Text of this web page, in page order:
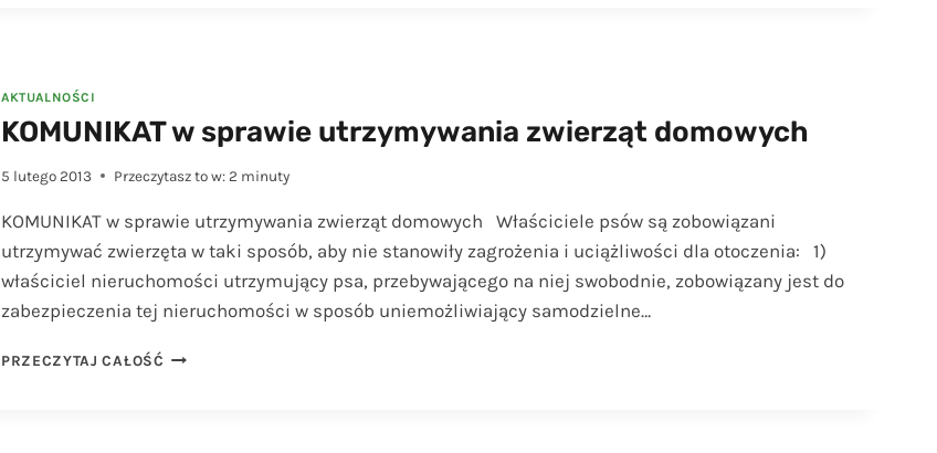
AKTUALNOŚCI
KOMUNIKAT w sprawie utrzymywania zwierząt domowych
5 lutego 2013 Przeczytasz to w: 2 minuty
KOMUNIKAT w sprawie utrzymywania zwierząt domowych Właściciele psów są zobowiązani
utrzymywać zwierzęta w taki sposób, aby nie stanowiły zagrożenia i uciążliwości dla otoczenia: 1)
właściciel nieruchomości utrzymujący psa, przebywającego na niej swobodnie, zobowiązany jest do
zabezpieczenia tej nieruchomości w sposób uniemożliwiający samodzielne…
PRZECZYTAJ CAŁOŚĆ KOMUNIKAT